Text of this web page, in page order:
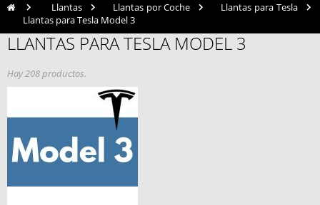
Llantas Llantas por Coche
Llantas para Tesla
Llantas para Tesla Model 3
LLANTAS PARA TESLA MODEL 3
Hay 208 productos.